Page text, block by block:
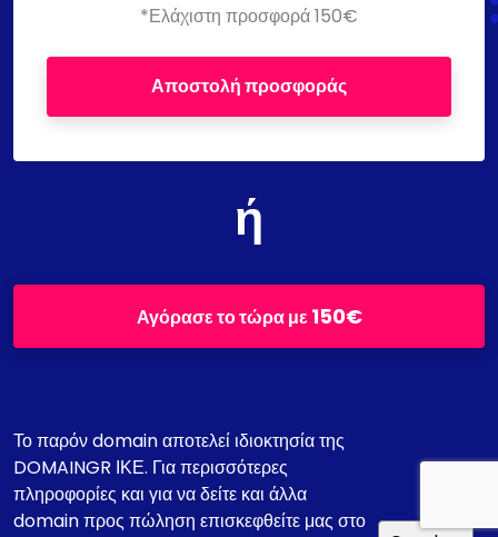
*Ελάχιστη προσφορά 150€
Αποστολή προσφοράς
ή
Αγόρασε το τώρα με150€
Το παρόν domain αποτελεί ιδιοκτησία της
DOMAINGR ΙΚΕ. Για περισσότερες
πληροφορίες και για να δείτε και άλλα
domain προς πώληση επισκεφθείτε μας στο